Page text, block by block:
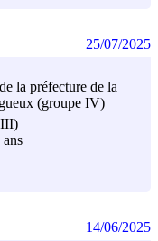
la préfecture de la
(groupe IV)
III)
25/07/2025
14/06/2025